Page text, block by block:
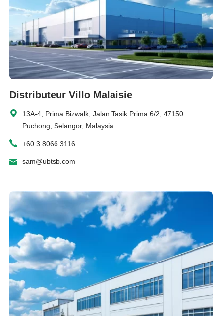
Distributeur Villo Malaisie
13A-4, Prima Bizwalk, Jalan Tasik Prima 6/2, 47150
Puchong, Selangor, Malaysia
+60 3 8066 3116
sam@ubtsb.com